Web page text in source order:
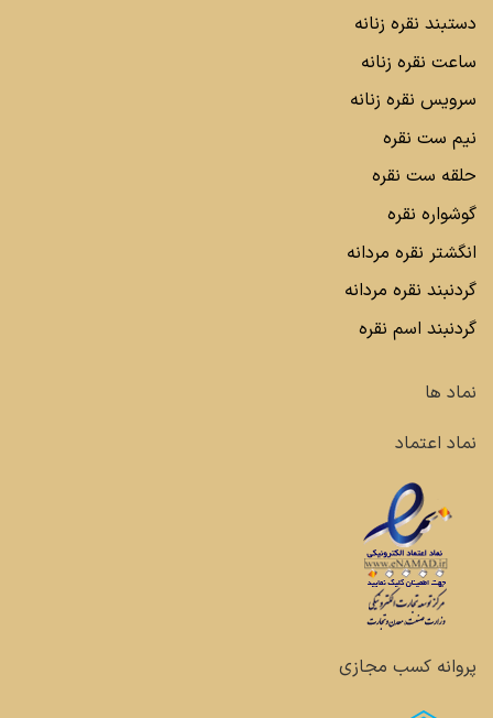
دستبند نقره زنانه
ساعت نقره زنانه
سرویس نقره زنانه
نیم ست نقره
حلقه ست نقره
گوشواره نقره
انگشتر نقره مردانه
گردنبند نقره مردانه
گردنبند اسم نقره
نماد ها
نماد اعتماد
پروانه کسب مجازی